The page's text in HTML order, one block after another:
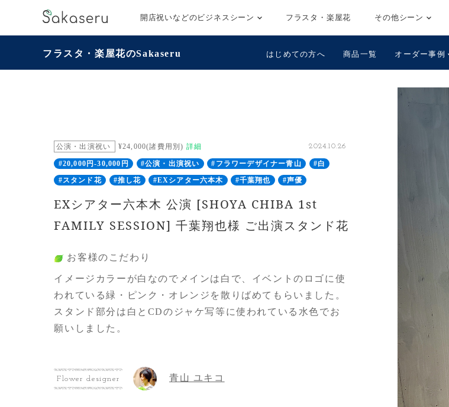
開店祝いなどのビジネスシーン フラスタ・楽屋花 その他シーン
フラスタ・楽屋花のSakaseru はじめての方へ 商品一覧 オーダー事例
公演・出演祝い ¥24,000(諸費用別) 詳細 2024.10.26
#20,000円-30,000円 #公演・出演祝い #フラワーデザイナー青山
#白
#スタンド花
#推し花 #EXシアター六本木 #千葉翔也 #声優
EXシアター六本木 公演 [SHOYA CHIBA 1st
FAMILY SESSION] 千葉翔也様 ご出演スタンド花
お客様のこだわり
イメージカラーが白なのでメインは白で、イベントのロゴに使
われている緑・ピンク・オレンジを散りばめてもらいました。
スタンド部分は白とCDのジャケ写等に使われている水色でお
願いしました。
お客様の想い
ソロアーティスト活動を始めて最初のイベントだったのでお祝
Flower designer 青山 ユキコ